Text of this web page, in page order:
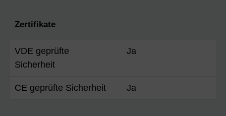
Zertifikate
VDE geprüfte
Sicherheit
Ja
CE geprüfte Sicherheit Ja